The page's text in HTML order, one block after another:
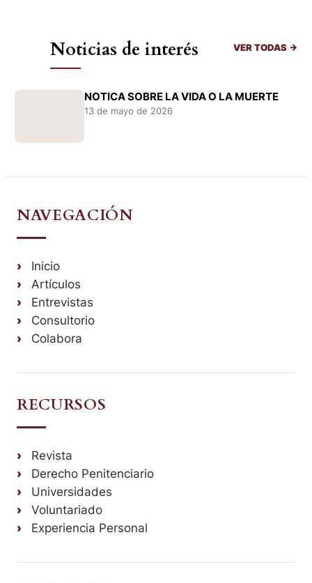
Noticias de interés VER TODAS →
NOTICA SOBRE LA VIDA O LA MUERTE
13 de mayo de 2026
NAVEGACIÓN
Inicio
Artículos
Entrevistas
Consultorio
Colabora
RECURSOS
Revista
Derecho Penitenciario
Universidades
Voluntariado
Experiencia Personal